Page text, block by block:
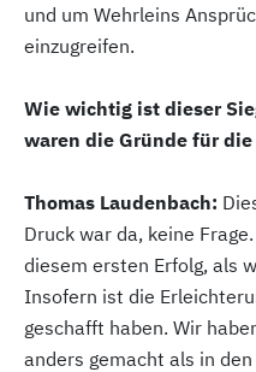
und um Wehrleins
einzugreifen.
Wie wichtig ist dieser
waren die Gründe für
Thomas Laudenbach:
Druck war da, keine
diesem ersten Erfolg, als
Insofern ist die
geschafft haben. Wir
anders gemacht als in